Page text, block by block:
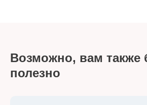
Возможно, вам также
полезно